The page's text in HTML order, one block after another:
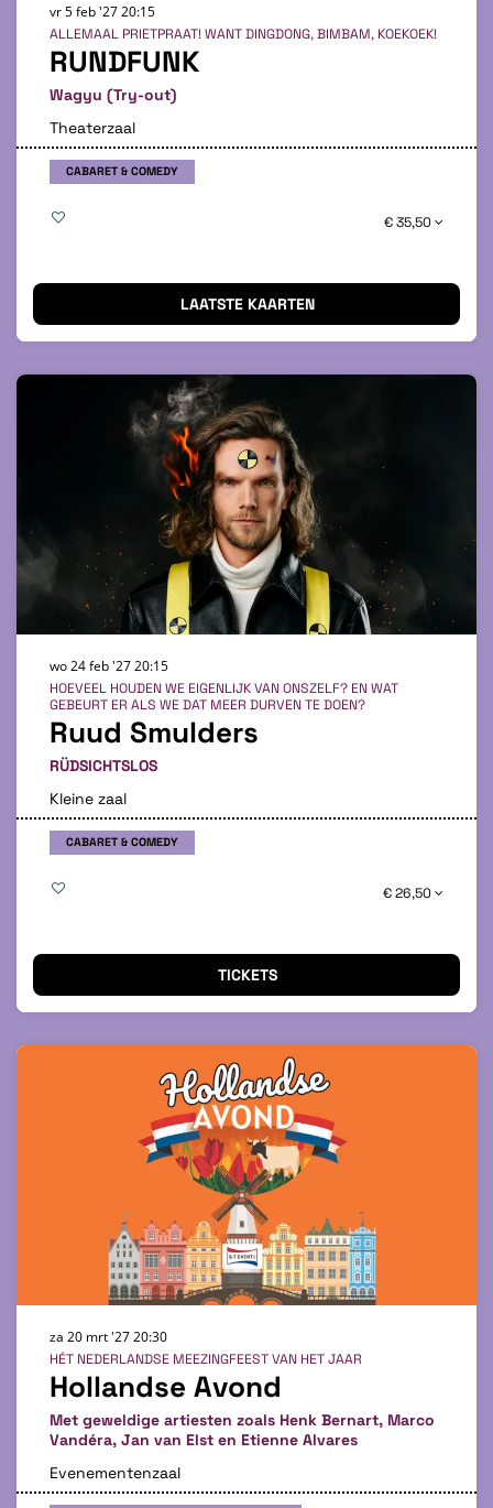
RUNDFUNK
Wagyu (Try-out)
ALLEMAAL PRIETPRAAT! WANT DINGDONG, BIMBAM, KOEKOEK!
vr 5 feb '2720:15
Theaterzaal
CABARET & COMEDY
€ 35,50
LAATSTE KAARTEN
Ruud Smulders
RÜDSICHTSLOS
HOEVEEL HOUDEN WE EIGENLIJK VAN ONSZELF? EN WAT
GEBEURT ER ALS WE DAT MEER DURVEN TE DOEN?
wo 24 feb '2720:15
Kleine zaal
CABARET & COMEDY
€ 26,50
TICKETS
Hollandse Avond
Met geweldige artiesten zoals Henk Bernart, Marco
Vandéra, Jan van Elst en Etienne Alvares
HÉT NEDERLANDSE MEEZINGFEEST VAN HET JAAR
za 20 mrt '2720:30
Evenementenzaal